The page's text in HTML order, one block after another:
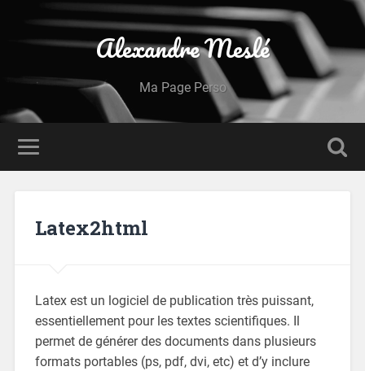
Alexandre Meslé
Ma Page Perso
Latex2html
Latex est un logiciel de publication très puissant,
essentiellement pour les textes scientifiques. Il
permet de générer des documents dans plusieurs
formats portables (ps, pdf, dvi, etc) et d’y inclure